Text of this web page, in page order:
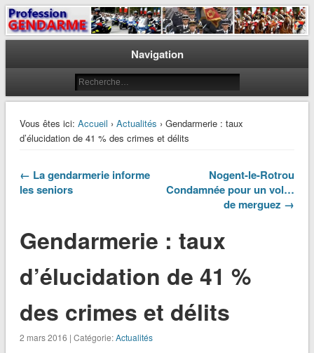
Profession Gendarme
Le journal des gendarmes
Navigation
Vous êtes ici: Accueil › Actualités › Gendarmerie : taux
d’élucidation de 41 % des crimes et délits
← La gendarmerie informe
les seniors
Nogent-le-Rotrou
Condamnée pour un vol…
de merguez →
Gendarmerie : taux
d’élucidation de 41 %
des crimes et délits
2 mars 2016 | Catégorie:Actualités